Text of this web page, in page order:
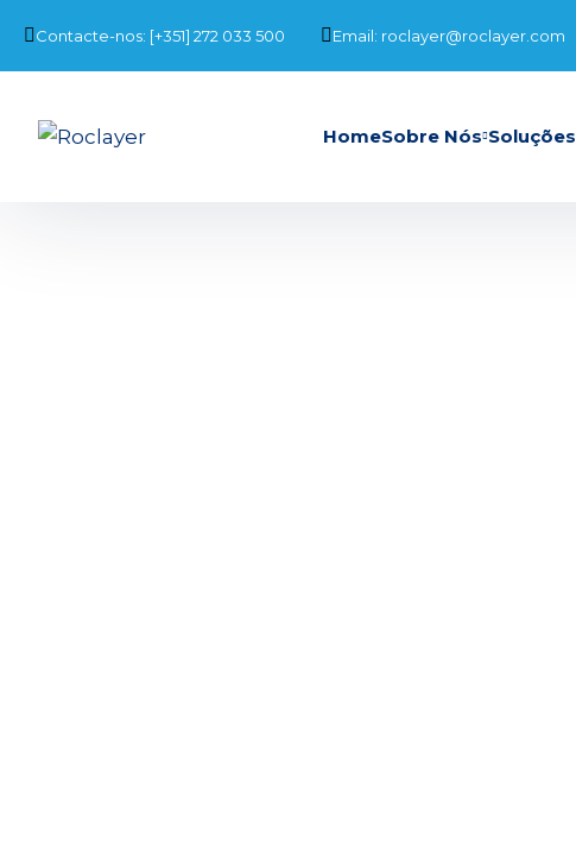
Contacte-nos: [+351] 272 033 500 Email: roclayer@roclayer.com
HomeSobre Nós Soluções